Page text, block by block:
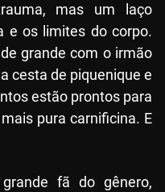
mas um laço
e os limites do corpo.
grande com o irmão
cesta de piquenique e
estão prontos para
pura carnificina. E
fã do gênero,